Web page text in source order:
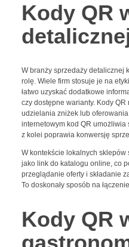
Kody QR
W branży sprzedaży detalicznej
rolę. Wiele firm stosuje je na
łatwo uzyskać dodatkowe
czy dostępne warianty. Kody
udzielania zniżek lub
internetowym kod QR umożliwia
z kolei poprawia konwersję
W kontekście lokalnych sklepów
jako link do katalogu online, co
przeglądanie oferty i składanie
To doskonały sposób na
Kody QR